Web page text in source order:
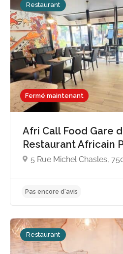
Pas encore d'avis
Fermé maintenant
Restaurant
Afri Call Food Gare
Restaurant Africain
5 Rue Michel Chasles,
Restaurant